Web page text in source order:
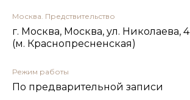
Режим работы
По предварительной записи
г. Москва, Москва, ул. Николаева, 4
(м. Краснопресненская)
Москва. Предствительство